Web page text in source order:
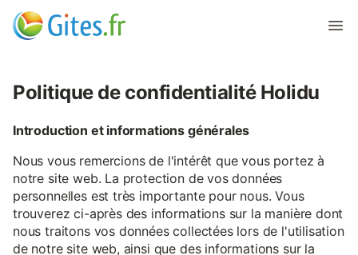
Politique de confidentialité Holidu
Introduction et informations générales
Nous vous remercions de l'intérêt que vous portez à
notre site web. La protection de vos données
personnelles est très importante pour nous. Vous
trouverez ci-après des informations sur la manière dont
nous traitons vos données collectées lors de l'utilisation
de notre site web, ainsi que des informations sur la